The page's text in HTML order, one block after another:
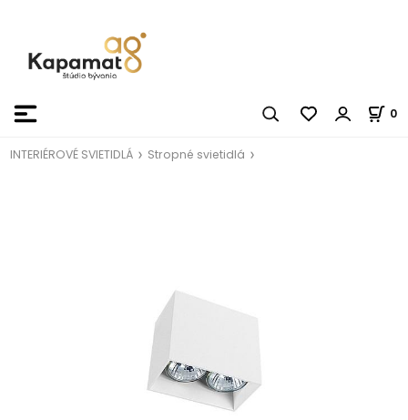
0
INTERIÉROVÉ SVIETIDLÁ Stropné svietidlá